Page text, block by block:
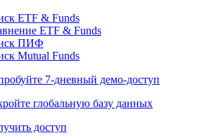
глобальную базу данных
доступ
ETF & Funds
Mutual Funds
7-дневный